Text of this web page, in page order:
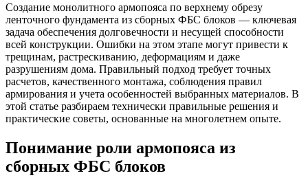
Создание монолитного армопояса по верхнему обрезу
ленточного фундамента из сборных ФБС блоков — ключевая
задача обеспечения долговечности и несущей способности
всей конструкции. Ошибки на этом этапе могут привести к
трещинам, растрескиванию, деформациям и даже
разрушениям дома. Правильный подход требует точных
расчетов, качественного монтажа, соблюдения правил
армирования и учета особенностей выбранных материалов. В
этой статье разбираем технически правильные решения и
практические советы, основанные на многолетнем опыте.
Понимание роли армопояса из
сборных ФБС блоков